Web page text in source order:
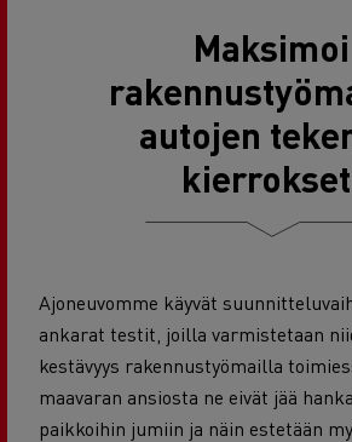
Maksimoi
autojen
Ajoneuvomme käyvät
ankarat testit, joilla varmistetaan
kestävyys rakennustyömailla
maavaran ansiosta ne eivät jää
paikkoihin jumiin ja näin estetään